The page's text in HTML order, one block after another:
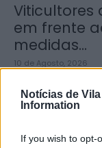
Notícias de
Information
If you wish to opt-
Viticultores
em frente
medidas...
10 de Agosto, 2026